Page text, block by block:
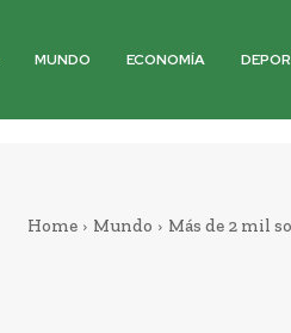
MUNDO ECONOMÍA
Home Mundo Más de 2 mil